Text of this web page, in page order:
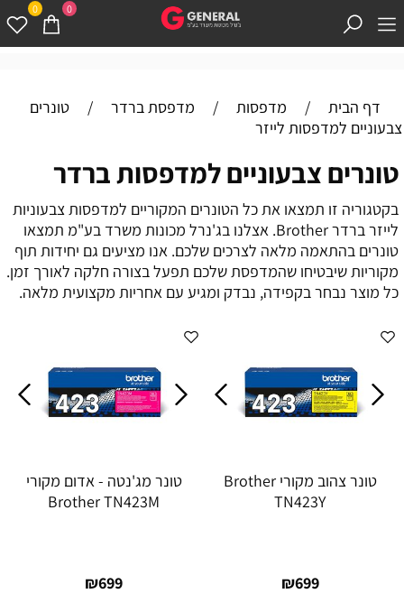
0 0
דף הבית / מדפסות / מדפסת ברדר /
טונרים
צבעוניים למדפסות לייזר
טונרים צבעוניים למדפסות ברדר
בקטגוריה זו תמצאו את כל הטונרים המקוריים למדפסות צבעוניות
לייזר ברדר Brother. אצלנו בג'נרל מכונות משרד בע"מ תמצאו
טונרים בהתאמה מלאה לצרכים שלכם. אנו מציעים גם יחידות תוף
מקוריות שיבטיחו שהמדפסת שלכם תפעל בצורה חלקה לאורך זמן.
כל מוצר נבחר בקפידה, נבדק ומגיע עם אחריות מקצועית מלאה.
טונר צהוב מקורי Brother
TN423Y
₪699
טונר מג'נטה - אדום מקורי
Brother TN423M
₪699